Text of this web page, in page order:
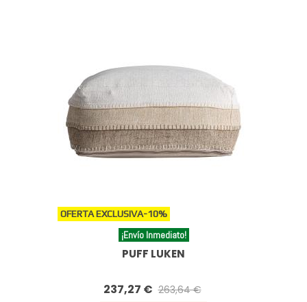
OFERTA EXCLUSIVA-10%
¡Envío Inmediato!
PUFF LUKEN
237,27 € 263,64 €